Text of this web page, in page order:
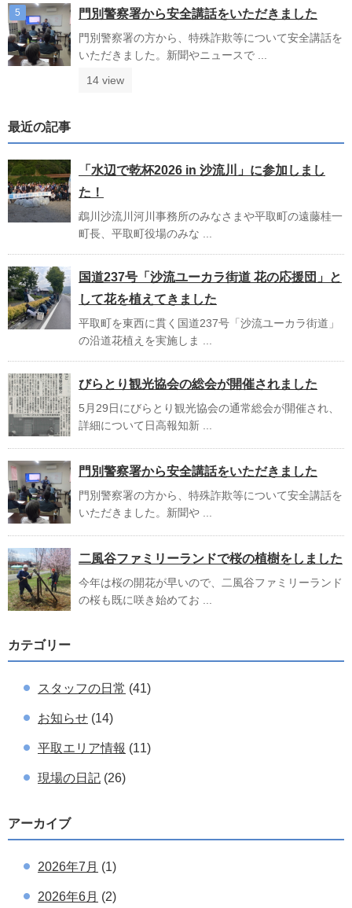
門別警察署から安全講話をいただきました
門別警察署の方から、特殊詐欺等について安全講話を
いただきました。新聞やニュースで ...
14 view
最近の記事
「水辺で乾杯2026 in 沙流川」に参加しまし
た！
鵡川沙流川河川事務所のみなさまや平取町の遠藤桂一
町長、平取町役場のみな ...
国道237号「沙流ユーカラ街道 花の応援団」と
して花を植えてきました
平取町を東西に貫く国道237号「沙流ユーカラ街道」
の沿道花植えを実施しま ...
びらとり観光協会の総会が開催されました
5月29日にびらとり観光協会の通常総会が開催され、
詳細について日高報知新 ...
門別警察署から安全講話をいただきました
門別警察署の方から、特殊詐欺等について安全講話を
いただきました。新聞や ...
二風谷ファミリーランドで桜の植樹をしました
今年は桜の開花が早いので、二風谷ファミリーランド
の桜も既に咲き始めてお ...
カテゴリー
スタッフの日常 (41)
お知らせ (14)
平取エリア情報 (11)
現場の日記 (26)
アーカイブ
2026年7月 (1)
2026年6月 (2)